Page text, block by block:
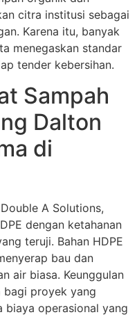
citra institusi sebagai
Karena itu, banyak
menegaskan standar
tender kebersihan.
Sampah
Dalton
di
A Solutions,
dengan ketahanan
teruji. Bahan HDPE
bau dan
air biasa. Keunggulan
bagi proyek yang
biaya operasional yang